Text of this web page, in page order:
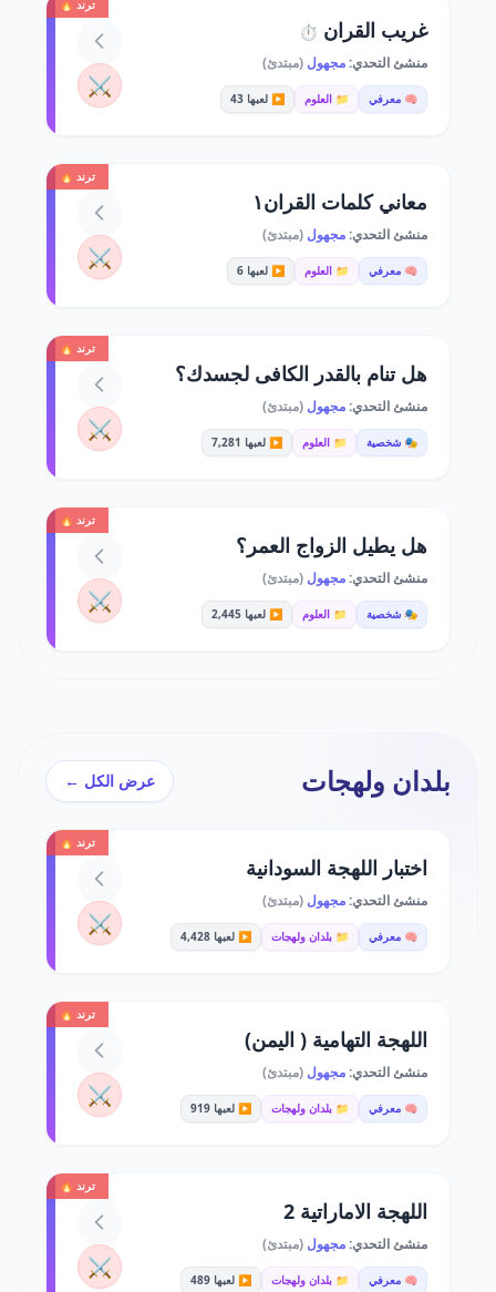
ترند 🔥
غريب القران ⏱️
منشئ التحدي:مجهول (مبتدئ)
🧠 معرفي 📁 العلوم ▶️ لعبها 43 ⚔️
ترند 🔥
معاني كلمات القران١
منشئ التحدي:مجهول (مبتدئ)
🧠 معرفي 📁 العلوم ▶️ لعبها 6 ⚔️
ترند 🔥
هل تنام بالقدر الكافى لجسدك؟
منشئ التحدي:مجهول (مبتدئ)
🎭 شخصية 📁 العلوم ▶️ لعبها 7,281 ⚔️
ترند 🔥
هل يطيل الزواج العمر؟
منشئ التحدي:مجهول (مبتدئ)
🎭 شخصية 📁 العلوم ▶️ لعبها 2,445 ⚔️
بلدان ولهجات عرض الكل ←
ترند 🔥
اختبار اللهجة السودانية
منشئ التحدي:مجهول (مبتدئ)
🧠 معرفي 📁 بلدان ولهجات ▶️ لعبها 4,428 ⚔️
ترند 🔥
اللهجة التهامية ( اليمن)
منشئ التحدي:مجهول (مبتدئ)
🧠 معرفي 📁 بلدان ولهجات ▶️ لعبها 919 ⚔️
ترند 🔥
اللهجة الاماراتية 2
منشئ التحدي:مجهول (مبتدئ)
🧠 معرفي 📁 بلدان ولهجات ▶️ لعبها 489 ⚔️